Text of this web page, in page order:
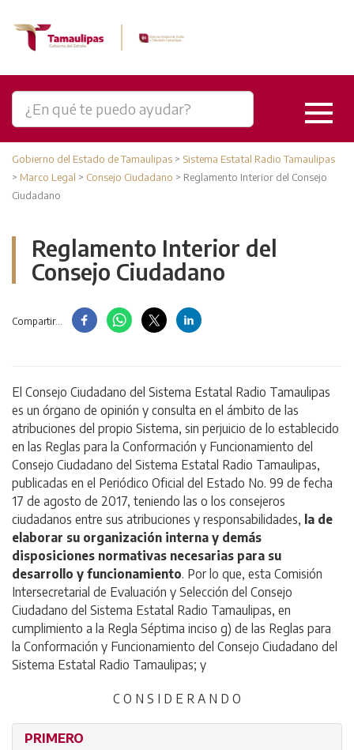
Gobierno del Estado de Tamaulipas > Sistema Estatal Radio Tamaulipas
> Marco Legal > Consejo Ciudadano > Reglamento Interior del Consejo
Ciudadano
Reglamento Interior del
Consejo Ciudadano
Compartir...
El Consejo Ciudadano del Sistema Estatal Radio Tamaulipas
es un órgano de opinión y consulta en el ámbito de las
atribuciones del propio Sistema, sin perjuicio de lo establecido
en las Reglas para la Conformación y Funcionamiento del
Consejo Ciudadano del Sistema Estatal Radio Tamaulipas,
publicadas en el Periódico Oficial del Estado No. 99 de fecha
17 de agosto de 2017, teniendo las o los consejeros
ciudadanos entre sus atribuciones y responsabilidades, la de
elaborar su organización interna y demás
disposiciones normativas necesarias para su
desarrollo y funcionamiento. Por lo que, esta Comisión
Intersecretarial de Evaluación y Selección del Consejo
Ciudadano del Sistema Estatal Radio Tamaulipas, en
cumplimiento a la Regla Séptima inciso g) de las Reglas para
la Conformación y Funcionamiento del Consejo Ciudadano del
Sistema Estatal Radio Tamaulipas; y
C O N S I D E R A N D O
PRIMERO